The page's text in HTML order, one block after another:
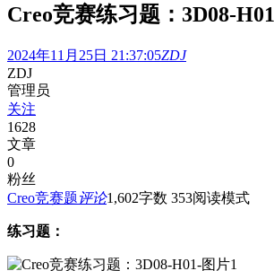
Creo竞赛练习题：3D08-H01
2024年11月25日 21:37:05ZDJ
ZDJ
管理员
关注
1628
文章
0
粉丝
Creo竞赛题评论1,602字数 353阅读模式
练习题：